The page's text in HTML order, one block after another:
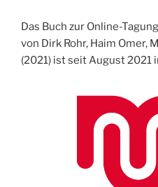
Das Buch zur Online-
von Dirk Rohr, Haim Omer,
(2021) ist seit August 2021